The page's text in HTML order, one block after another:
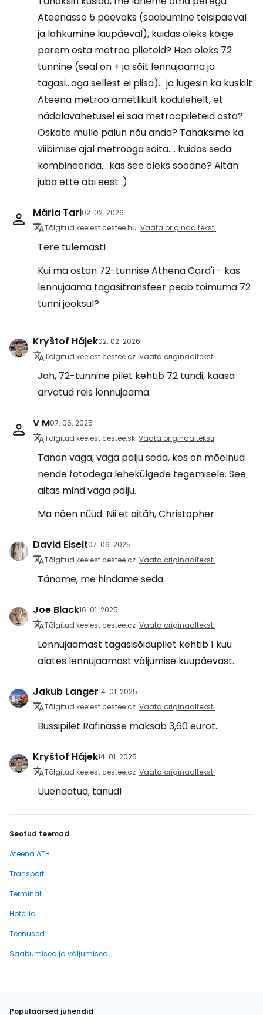
Ateenasse 5 päevaks (saabumine teisipäeval
ja lahkumine laupäeval), kuidas oleks kõige
parem osta metroo pileteid? Hea oleks 72
tunnine (seal on + ja sõit lennujaama ja
tagasi...aga sellest ei piisa)... ja lugesin ka kuskilt
Ateena metroo ametlikult kodulehelt, et
nädalavahetusel ei saa metroopileteid osta?
Oskate mulle palun nõu anda? Tahaksime ka
viibimise ajal metrooga sõita.... kuidas seda
kombineerida... kas see oleks soodne? Aitäh
juba ette abi eest :)
Mária Tari02. 02. 2026
Tõlgitud keelest cestee.hu Vaata originaalteksti
Tere tulemast!
Kui ma ostan 72-tunnise Athena Card'i - kas
lennujaama tagasitransfeer peab toimuma 72
tunni jooksul?
Kryštof Hájek02. 02. 2026
Tõlgitud keelest cestee.cz Vaata originaalteksti
Jah, 72-tunnine pilet kehtib 72 tundi, kaasa
arvatud reis lennujaama.
V M07. 06. 2025
Tõlgitud keelest cestee.sk Vaata originaalteksti
Tänan väga, väga palju seda, kes on mõelnud
nende fotodega lehekülgede tegemisele. See
aitas mind väga palju.
Ma näen nüüd. Nii et aitäh, Christopher
David Eiselt07. 06. 2025
Tõlgitud keelest cestee.cz Vaata originaalteksti
Täname, me hindame seda.
Joe Black16. 01. 2025
Tõlgitud keelest cestee.cz Vaata originaalteksti
Lennujaamast tagasisõidupilet kehtib 1 kuu
alates lennujaamast väljumise kuupäevast.
Jakub Langer14. 01. 2025
Tõlgitud keelest cestee.cz Vaata originaalteksti
Bussipilet Rafinasse maksab 3,60 eurot.
Kryštof Hájek14. 01. 2025
Tõlgitud keelest cestee.cz Vaata originaalteksti
Uuendatud, tänud!
Seotud teemad
Ateena ATH
Transport
Terminali
Hotellid
Teenused
Saabumised ja väljumised
Populaarsed juhendid